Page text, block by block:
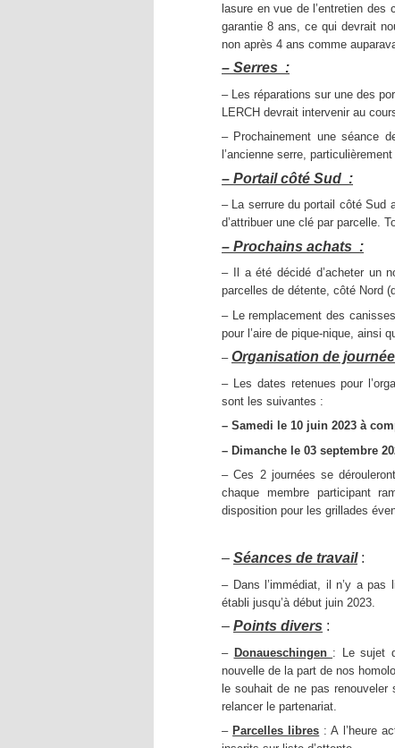
lasure en vue de l’entretien
garantie 8 ans, ce qui devrait
non après 4 ans comme
– Serres :
– Les réparations sur une des
LERCH devrait intervenir au
– Prochainement une séance
l’ancienne serre,
– Portail côté Sud :
– La serrure du portail côté Sud
d’attribuer une clé par parcelle.
– Prochains achats :
– Il a été décidé d’acheter un
parcelles de détente, côté Nord
– Le remplacement des
pour l’aire de pique-nique, ainsi
– Organisation de
– Les dates retenues pour
sont les suivantes :
– Samedi le 10 juin 2023 à
– Dimanche le 03 septembre
– Ces 2 journées se
chaque membre participant
disposition pour les grillades
– Séances de travail:
– Dans l’immédiat, il n’y a
établi jusqu’à début juin 2023.
– Points divers :
– Donaueschingen : Le sujet
nouvelle de la part de nos
le souhait de ne pas
relancer le partenariat.
– Parcelles libres : A l’heure